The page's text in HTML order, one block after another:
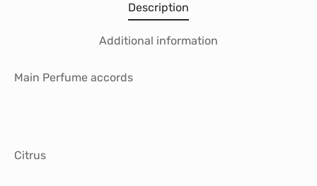
Description
Additional information
Main Perfume accords
Citrus